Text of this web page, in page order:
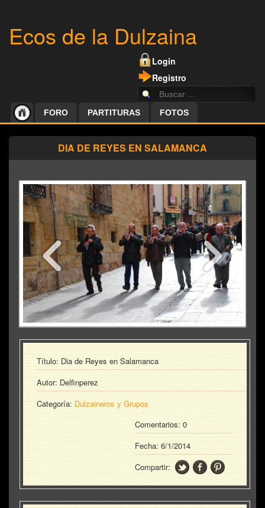
Ecos de la Dulzaina
Login
Registro
FORO PARTITURAS FOTOS
DIA DE REYES EN SALAMANCA
Título: Dia de Reyes en Salamanca
Autor: Delfinperez
Categoría: Dulzaineros y Grupos
Comentarios: 0
Fecha:6/1/2014
Compartir: